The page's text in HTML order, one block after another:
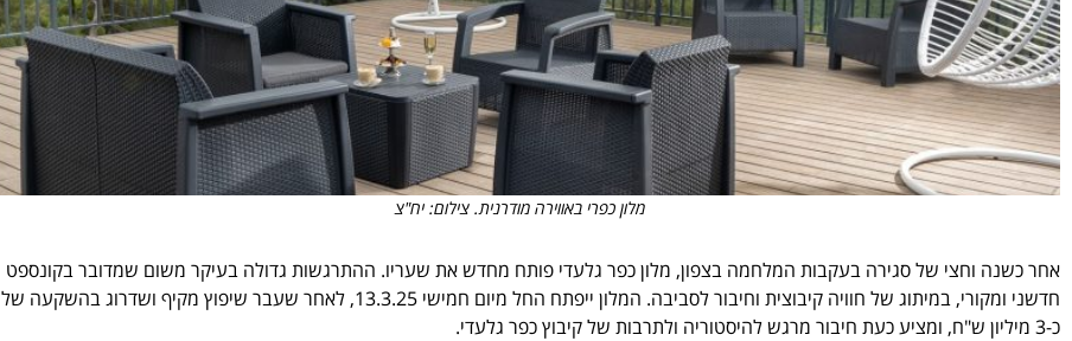
מלון כפרי באווירה מודרנית. צילום: יח"צ
אחר כשנה וחצי של סגירה בעקבות המלחמה בצפון, מלון כפר גלעדי פותח מחדש את שעריו. ההתרגשות גדולה בעיקר משום שמדובר בקונספט
חדשני ומקורי, במיתוג של חוויה קיבוצית וחיבור לסביבה. המלון ייפתח החל מיום חמישי 13.3.25, לאחר שעבר שיפוץ מקיף ושדרוג בהשקעה של
כ-3 מיליון ש"ח, ומציע כעת חיבור מרגש להיסטוריה ולתרבות של קיבוץ כפר גלעדי.